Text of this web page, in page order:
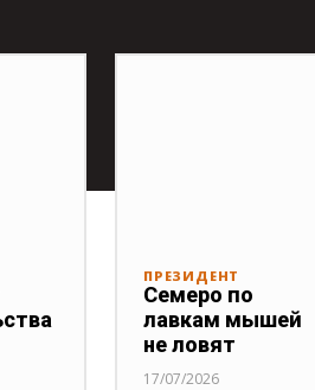
ПРЕЗИДЕНТ
Семеро по
лавкам мышей
не ловят
17/07/2026